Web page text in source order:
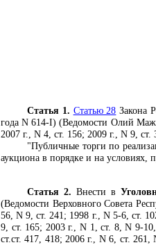
Статья 1. Статью 28 Закона
года N 614-I) (Ведомости Олий
2007 г., N 4, ст. 156; 2009 г., N 9,
"Публичные торги по
аукциона в порядке и на условиях,
Статья 2. Внести в
(Ведомости Верховного Совета
56, N 9, ст. 241; 1998 г., N 5-6, ст.
9, ст. 165; 2003 г., N 1, ст. 8, N 9-
ст.ст. 417, 418; 2006 г., N 6, ст.